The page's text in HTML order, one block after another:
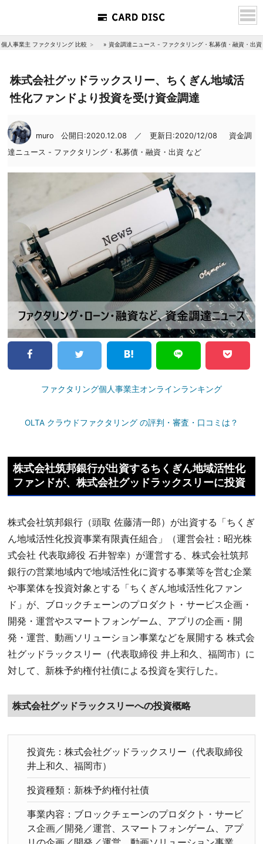
個人事業主 ファクタリング 比較 » 資金調達ニュース - ファクタリング・私募債・融資・出
株式会社グッドラックスリー、ちくぎん地域活
性化ファンドより投資を受け資金調達
muro 公開日:2020.12.08 ／ 更新日:2020/12/08
資金調
達ニュース - ファクタリング・私募債・融資・出資 など
ファクタリング個人事業主オンラインランキング
OLTA クラウドファクタリング の評判・審査・口コミは？
株式会社筑邦銀行が出資するちくぎん地域活性化
ファンドが、株式会社グッドラックスリーに投資
株式会社筑邦銀行（頭取 佐藤清一郎）が出資する「ちくぎ
ん地域活性化投資事業有限責任組合」（運営会社：昭光株
式会社 代表取締役 石井智幸）が運営する、株式会社筑邦
銀行の営業地域内で地域活性化に資する事業等を営む企業
や事業体を投資対象とする「ちくぎん地域活性化ファン
ド」が、ブロックチェーンのプロダクト・サービス企画・
開発・運営やスマートフォンゲーム、アプリの企画・開
発・運営、動画ソリューション事業などを展開する 株式会
社グッドラックスリー（代表取締役 井上和久、福岡市）に
対して、新株予約権付社債による投資を実行した。
株式会社グッドラックスリーへの投資概略
投資先：株式会社グッドラックスリー（代表取締役
井上和久、福岡市）
投資種類：新株予約権付社債
事業内容：ブロックチェーンのプロダクト・サービ
ス企画／開発／運営、スマートフォンゲーム、アプ